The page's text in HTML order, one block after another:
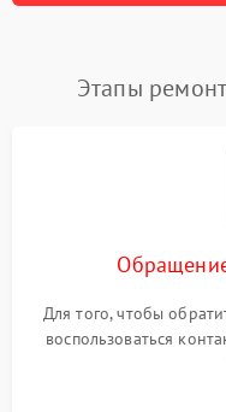
Этапы
Для того, чтобы
воспользоваться
или оставить